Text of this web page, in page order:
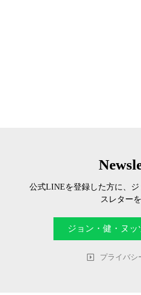
公式LINEを登録した方に、
スレター
ジョン・健・ヌ
プライバシ